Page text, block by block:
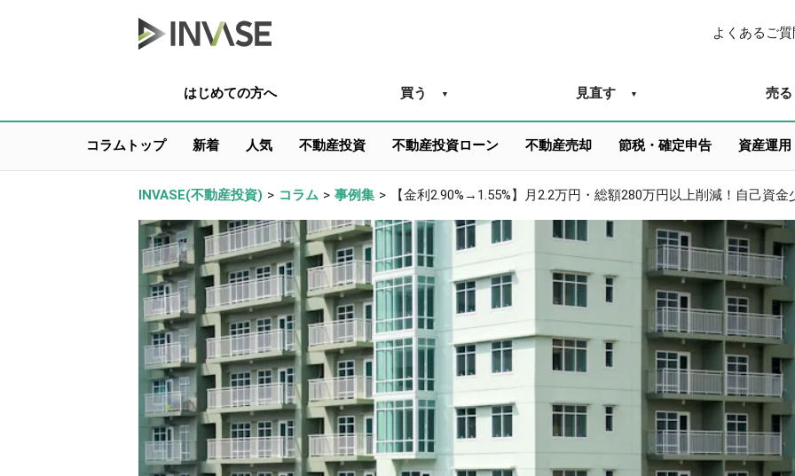
よくあるご
はじめての方へ 買う 見直す 売る
コラムトップ 新着 人気 不動産投資 不動産投資ローン 不動産売却 節税・確定申告 資産運用
INVASE(不動産投資) > コラム > 事例集 >